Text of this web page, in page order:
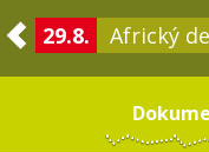
29.8. Africký